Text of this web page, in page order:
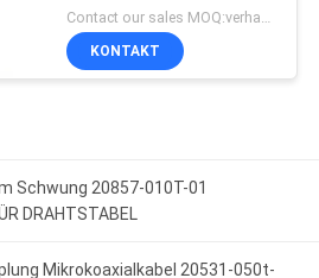
Steckverbinder
Contact our sales MOQ:verhandelbar
KONTAKT
Schwung 20857-010T-01
DRAHTSTABEL
Mikrokoaxialkabel 20531-050t-